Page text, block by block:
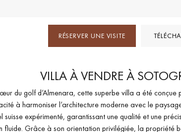
RÉSERVER UNE VISITE
VILLA À VENDRE À
du golf d’Almenara, cette superbe villa a été
à harmoniser l’architecture moderne avec le
suisse expérimenté, garantissant une qualité et une
fluide. Grâce à son orientation privilégiée, la propriété